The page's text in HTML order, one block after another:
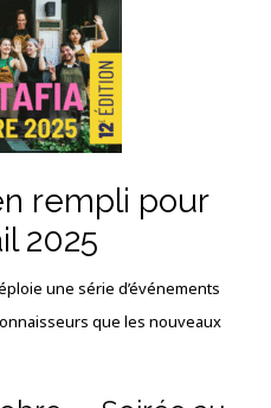
rempli pour
2025
une série d’événements
que les nouveaux